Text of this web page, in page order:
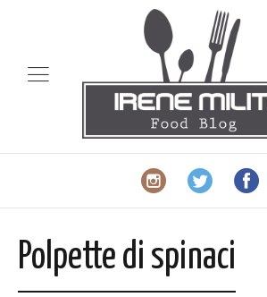
Polpette di spinaci